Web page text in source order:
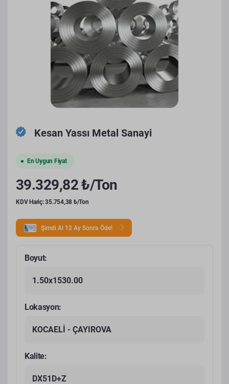
Kesan Yassı Metal Sanayi
En Uygun Fiyat
39.329,82 ₺/Ton
KDV Hariç: 35.754,38 ₺/Ton
Şimdi Al 12 Ay Sonra Öde!
Boyut:
1.50x1530.00
Lokasyon:
KOCAELİ - ÇAYIROVA
Kalite:
DX51D+Z